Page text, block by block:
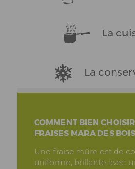
La
La
COMMENT BIEN
FRAISES MARA DES
Une fraise mûre est de
uniforme, brillante avec